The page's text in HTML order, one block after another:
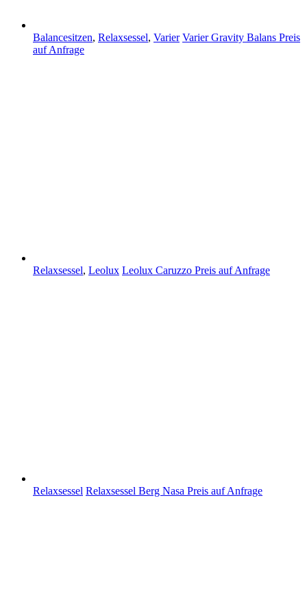
Balancesitzen, Relaxsessel, Varier Varier Gravity Balans Preis
auf Anfrage
Relaxsessel, Leolux Leolux Caruzzo Preis auf Anfrage
Relaxsessel Relaxsessel Berg Nasa Preis auf Anfrage